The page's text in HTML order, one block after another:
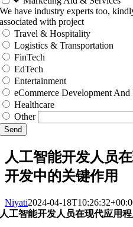
We have industry experts too,
associated with project
Travel & Hospitality
Logistics & Transportation
FinTech
EdTech
Entertainment
eCommerce Development And
Healthcare
Other
Send
人工智能开发人员
开发中的关键作用
Niyati2024-04-
人工智能开发人员在现代应用